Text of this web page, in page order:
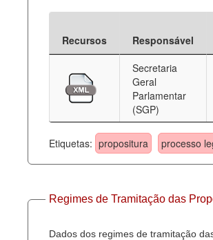
Recursos Responsável
Secretaria
Geral
Parlamentar
(SGP)
Etiquetas: propositura processo
Regimes de Tramitação das
Dados dos regimes de tramitação